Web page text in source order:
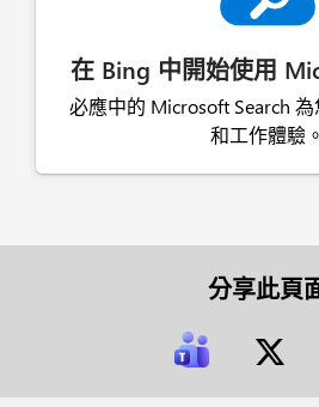
在 Bing 中開始使用
必應中的 Microsoft Search
和工作體驗。
分享此頁